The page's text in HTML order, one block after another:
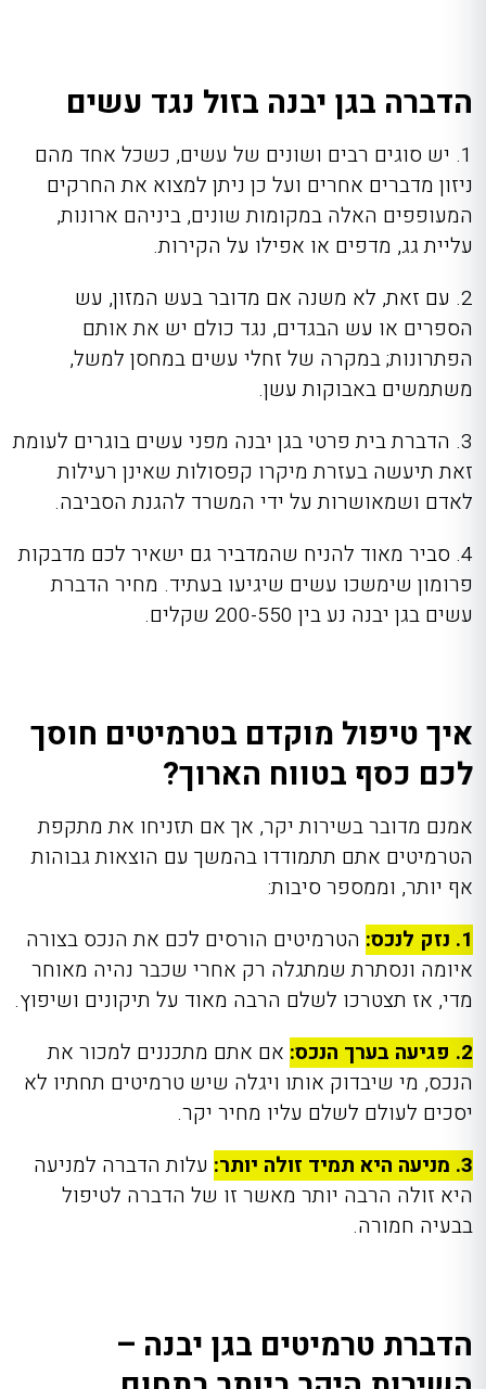
הדברה בגן יבנה בזול נגד עשים
1. יש סוגים רבים ושונים של עשים, כשכל אחד מהם
ניזון מדברים אחרים ועל כן ניתן למצוא את החרקים
המעופפים האלה במקומות שונים, ביניהם ארונות,
עליית גג, מדפים או אפילו על הקירות.
2. עם זאת, לא משנה אם מדובר בעש המזון, עש
הספרים או עש הבגדים, נגד כולם יש את אותם
הפתרונות; במקרה של זחלי עשים במחסן למשל,
משתמשים באבוקות עשן.
3. הדברת בית פרטי בגן יבנה מפני עשים בוגרים לעומת
זאת תיעשה בעזרת מיקרו קפסולות שאינן רעילות
לאדם ושמאושרות על ידי המשרד להגנת הסביבה.
4. סביר מאוד להניח שהמדביר גם ישאיר לכם מדבקות
פרומון שימשכו עשים שיגיעו בעתיד. מחיר הדברת
עשים בגן יבנה נע בין 200-550 שקלים.
איך טיפול מוקדם בטרמיטים חוסך
לכם כסף בטווח הארוך?
אמנם מדובר בשירות יקר, אך אם תזניחו את מתקפת
הטרמיטים אתם תתמודדו בהמשך עם הוצאות גבוהות
אף יותר, וממספר סיבות:
1. נזק לנכס:
הטרמיטים הורסים לכם את הנכס בצורה
איומה ונסתרת שמתגלה רק אחרי שכבר נהיה מאוחר
מדי, אז תצטרכו לשלם הרבה מאוד על תיקונים ושיפוץ.
2. פגיעה בערך הנכס:
אם אתם מתכננים למכור את
הנכס, מי שיבדוק אותו ויגלה שיש טרמיטים תחתיו לא
יסכים לעולם לשלם עליו מחיר יקר.
3. מניעה היא תמיד זולה יותר:
עלות הדברה למניעה
היא זולה הרבה יותר מאשר זו של הדברה לטיפול
בבעיה חמורה.
הדברת טרמיטים בגן יבנה –